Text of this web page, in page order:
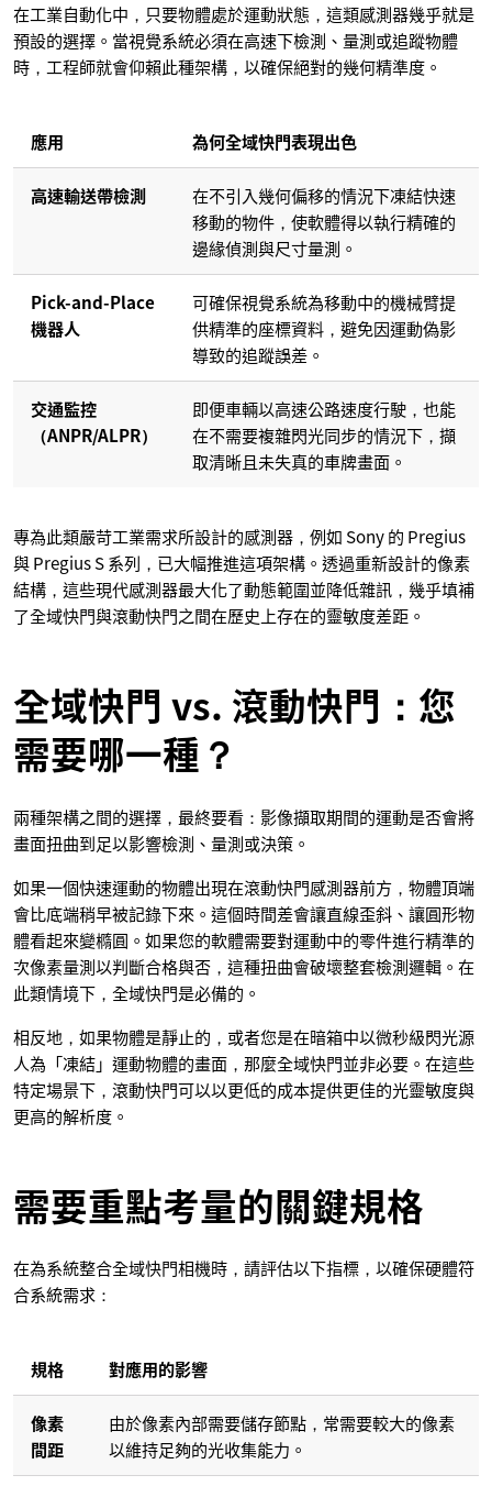
在工業自動化中，只要物體處於運動狀態，這類感測器幾乎就是
預設的選擇。當視覺系統必須在高速下檢測、量測或追蹤物體
時，工程師就會仰賴此種架構，以確保絕對的幾何精準度。
應用 為何全域快門表現出色
高速輸送帶檢測
在不引入幾何偏移的情況下凍結快速
移動的物件，使軟體得以執行精確的
邊緣偵測與尺寸量測。
Pick-and-Place
機器人
可確保視覺系統為移動中的機械臂提
供精準的座標資料，避免因運動偽影
導致的追蹤誤差。
交通監控
（ANPR/ALPR）
即便車輛以高速公路速度行駛，也能
在不需要複雜閃光同步的情況下，擷
取清晰且未失真的車牌畫面。
專為此類嚴苛工業需求所設計的感測器，例如 Sony 的 Pregius
與 Pregius S 系列，已大幅推進這項架構。透過重新設計的像素
結構，這些現代感測器最大化了動態範圍並降低雜訊，幾乎填補
了全域快門與滾動快門之間在歷史上存在的靈敏度差距。
全域快門 vs. 滾動快門：您
需要哪一種？
兩種架構之間的選擇，最終要看：影像擷取期間的運動是否會將
畫面扭曲到足以影響檢測、量測或決策。
如果一個快速運動的物體出現在滾動快門感測器前方，物體頂端
會比底端稍早被記錄下來。這個時間差會讓直線歪斜、讓圓形物
體看起來變橢圓。如果您的軟體需要對運動中的零件進行精準的
次像素量測以判斷合格與否，這種扭曲會破壞整套檢測邏輯。在
此類情境下，全域快門是必備的。
相反地，如果物體是靜止的，或者您是在暗箱中以微秒級閃光源
人為「凍結」運動物體的畫面，那麼全域快門並非必要。在這些
特定場景下，滾動快門可以以更低的成本提供更佳的光靈敏度與
更高的解析度。
需要重點考量的關鍵規格
在為系統整合全域快門相機時，請評估以下指標，以確保硬體符
合系統需求：
規格 對應用的影響
像素
間距
由於像素內部需要儲存節點，常需要較大的像素
以維持足夠的光收集能力。